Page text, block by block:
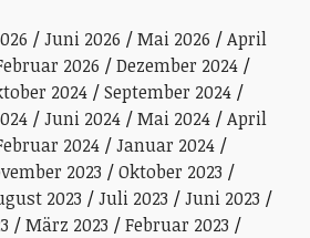
Juni 2026 Mai 2026
April
2026
Dezember 2024
2024
September 2024
Juni 2024 Mai 2024
April
2024
Januar 2024
2023
Oktober 2023
2023 Juli 2023
Juni 2023
März 2023
Februar 2023